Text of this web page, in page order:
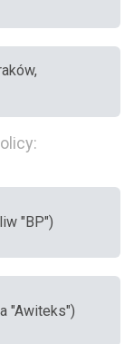
"BP")
"Awiteks")